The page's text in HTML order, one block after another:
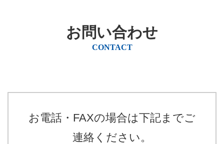
お問い合わせ
CONTACT
お電話・FAXの場合は下記までご
連絡ください。